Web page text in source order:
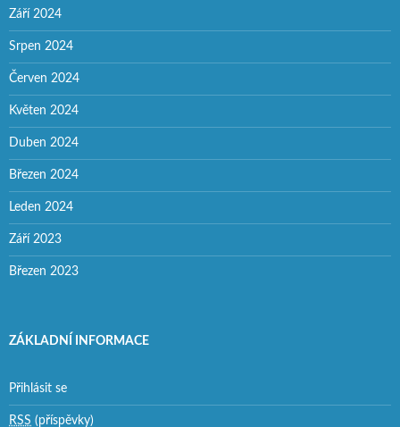
Září 2024
Srpen 2024
Červen 2024
Květen 2024
Duben 2024
Březen 2024
Leden 2024
Září 2023
Březen 2023
ZÁKLADNÍ INFORMACE
Přihlásit se
RSS (příspěvky)